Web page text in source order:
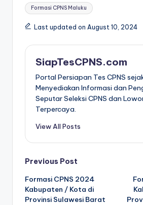
Formasi CPNS Maluku
Last updated on August 10, 2024
SiapTesCPNS.com
Portal Persiapan Tes CPNS
Menyediakan Informasi dan
Seputar Seleksi CPNS dan
Terpercaya.
View All Posts
Post
navigation
Previous Post
Formasi CPNS 2024
Kabupaten / Kota di
Provinsi Sulawesi Barat